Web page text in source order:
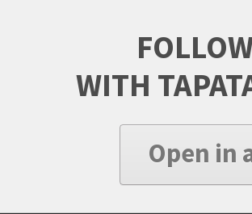
WITH
Open in